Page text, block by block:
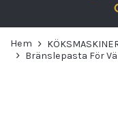
Hem
Bränslepasta För